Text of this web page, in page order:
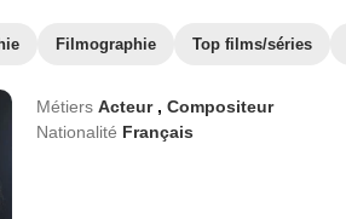
Filmographie Top films/séries
Métiers Acteur , Compositeur
Nationalité Français